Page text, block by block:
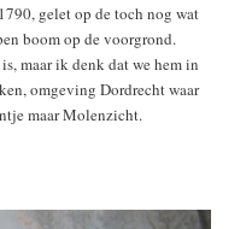
gelet op de toch nog wat
boom op de voorgrond.
maar ik denk dat we hem in
omgeving Dordrecht waar
maar Molenzicht.